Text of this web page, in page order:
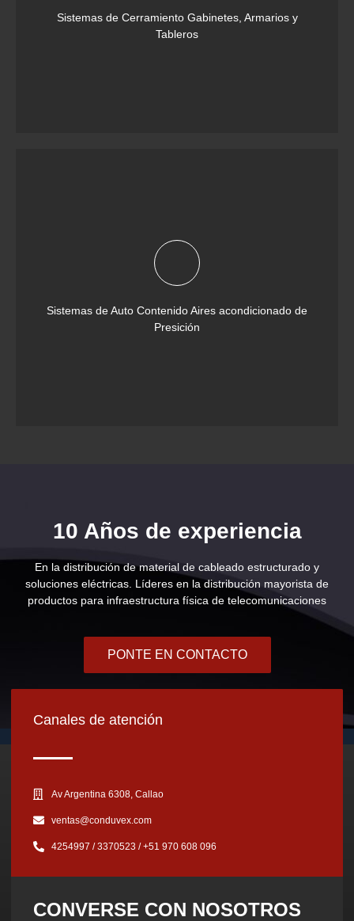
Sistemas de Cerramiento Gabinetes, Armarios y
Tableros
Sistemas de Auto Contenido Aires acondicionado de
Presición
10 Años de experiencia
En la distribución de material de cableado estructurado y
soluciones eléctricas. Líderes en la distribución mayorista de
productos para infraestructura física de telecomunicaciones
PONTE EN CONTACTO
Canales de atención
Av Argentina 6308, Callao
ventas@conduvex.com
4254997 / 3370523 / ‪+51 970 608 096‬
CONVERSE CON NOSOTROS